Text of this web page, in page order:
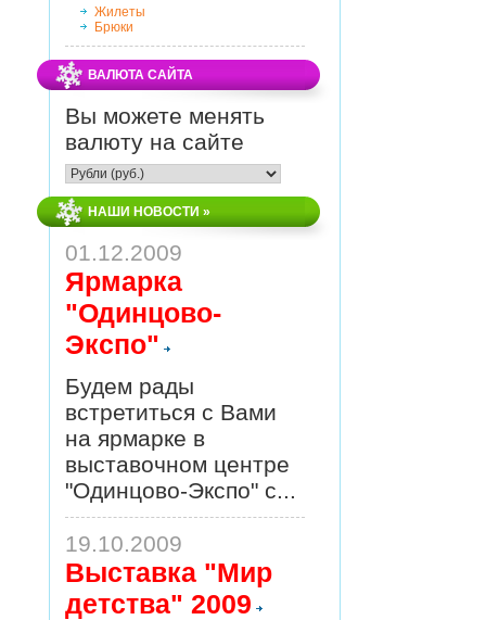
Жилеты
Брюки
ВАЛЮТА САЙТА
Вы можете менять
валюту на сайте
НАШИ НОВОСТИ »
01.12.2009
Ярмарка
"Одинцово-
Экспо"
Будем рады
встретиться с Вами
на ярмарке в
выставочном центре
"Одинцово-Экспо" с...
19.10.2009
Выставка "Мир
детства" 2009